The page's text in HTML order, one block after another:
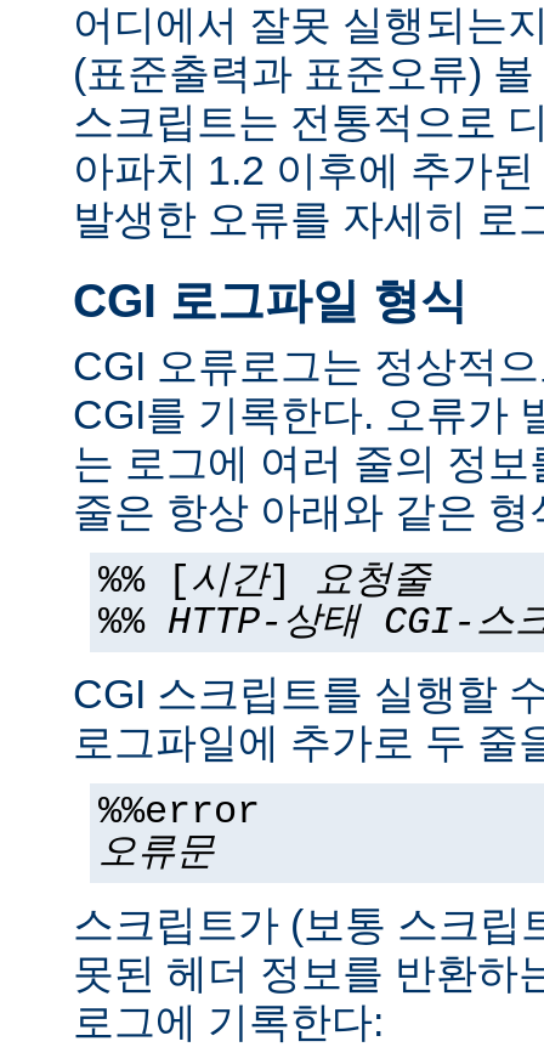
어디에서 잘못 실행되는
(표준출력과 표준오류)
스크립트는 전통적으로
아파치 1.2 이후에 추가
발생한 오류를 자세히 로
CGI 로그파일 형식
CGI 오류로그는 정상적
CGI를 기록한다. 오류가
는 로그에 여러 줄의 정
줄은 항상 아래와 같은 형
%% [시간] 요청줄
%% HTTP-상태 CGI-스
CGI 스크립트를 실행할
로그파일에 추가로 두 줄
%%error
오류문
스크립트가 (보통 스크립
못된 헤더 정보를 반환하
로그에 기록한다: